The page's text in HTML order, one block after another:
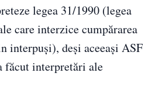
legea 31/1990 (legea
care interzice cumpărarea
interpuși), deși aceeași ASF
făcut interpretări ale